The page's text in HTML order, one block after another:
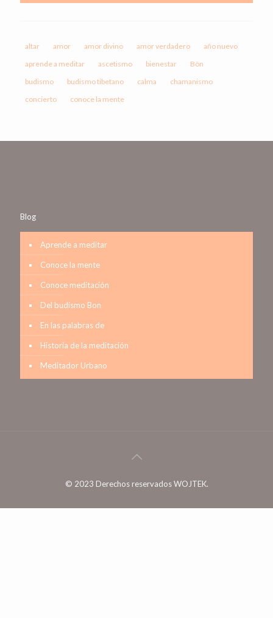
altar amor amor divino amor verdadero
año nuevo
aprende a meditar
ascetismo bienestar
Bön
budismo
budismo tibetano calma
chamanismo
concierto
conoce la mente
Blog
Aprende a meditar
Conoce la mente
Conoce meditación
Del budismo Bon
En las palabras de
Historia de la meditación
Meditador Urbano
© 2023 Derechos reservados WOJTEK.